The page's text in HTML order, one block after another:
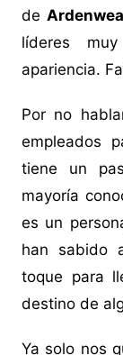
de
líderes
apariencia.
Por no
empleados
tiene un
mayoría
es un
han sabido
toque para
destino de
Ya solo nos